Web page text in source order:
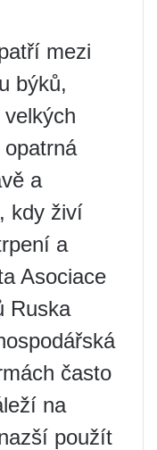
mezi
býků,
a
kdy živí
a
Asociace
Ruska
často
na
použít